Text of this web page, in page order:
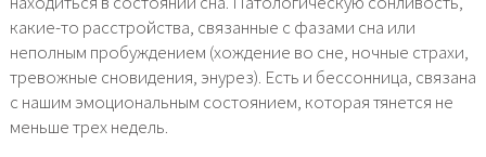
какие-то расстройства, связанные с фазами сна или
неполным пробуждением (хождение во сне, ночные страхи,
тревожные сновидения, энурез). Есть и бессонница, связана
с нашим эмоциональным состоянием, которая тянется не
меньше трех недель.